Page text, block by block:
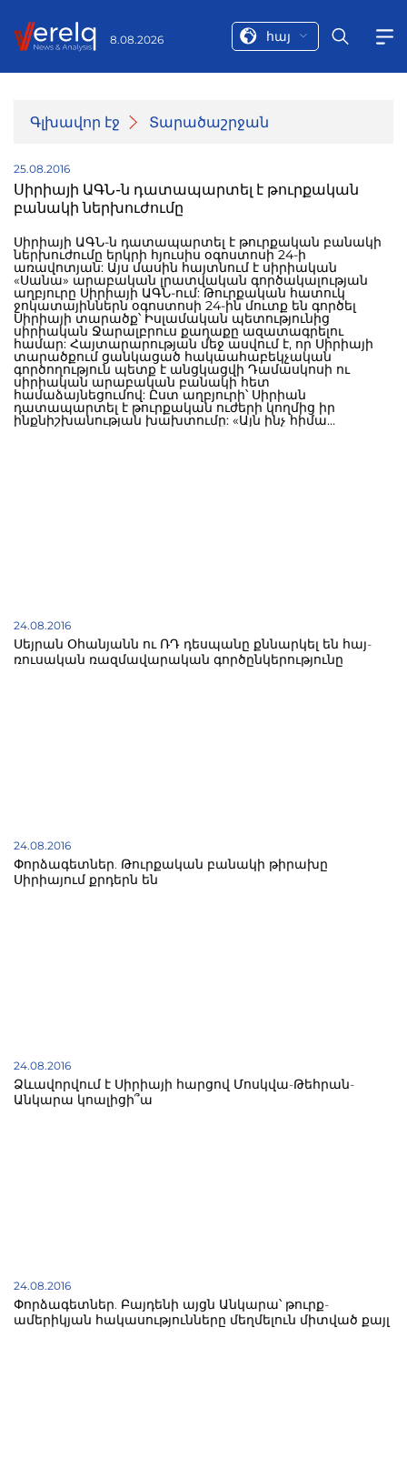
8.08.2026 հայ
Գլխավոր էջ Տարածաշրջան
25.08.2016
Սիրիայի ԱԳՆ-ն դատապարտել է թուրքական
բանակի ներխուժումը
Սիրիայի ԱԳՆ-ն դատապարտել է թուրքական բանակի
ներխուժումը երկրի հյուսիս օգոստոսի 24-ի
առավոտյան: Այս մասին հայտնում է սիրիական
«Սանա» արաբական լրատվական գործակալության
աղբյուրը Սիրիայի ԱԳՆ-ում: Թուրքական հատուկ
ջոկատայիններն օգոստոսի 24-ին մուտք են գործել
Սիրիայի տարածք՝ Իսլամական պետությունից
սիրիական Ջարալբրուս քաղաքը ազատագրելու
համար: Հայտարարության մեջ ասվում է, որ Սիրիայի
տարածքում ցանկացած հակաահաբեկչական
գործողություն պետք է անցկացվի Դամասկոսի ու
սիրիական արաբական բանակի հետ
համաձայնեցումով: Ըստ աղբյուրի՝ Սիրիան
դատապարտել է թուրքական ուժերի կողմից իր
ինքնիշխանության խախտումը: «Այն ինչ հիմա
24.08.2016
Սեյրան Օհանյանն ու ՌԴ դեսպանը քննարկել են հայ-
ռուսական ռազմավարական գործընկերությունը
24.08.2016
Փորձագետներ. Թուրքական բանակի թիրախը
Սիրիայում քրդերն են
24.08.2016
Ձևավորվում է Սիրիայի հարցով Մոսկվա-Թեհրան-
Անկարա կոալիցի՞ա
24.08.2016
Փորձագետներ. Բայդենի այցն Անկարա՝ թուրք-
ամերիկյան հակասությունները մեղմելուն միտված քայլ